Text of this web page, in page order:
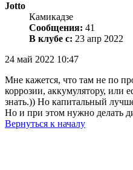
Jotto
Камикадзе
Сообщения: 41
В клубе с: 23 апр 2022
24 май 2022 10:47
Мне кажется, что там не по
коррозии, аккумулятору, или
знать.)) Но капитальный
Но и при этом нужно делать
Вернуться к началу